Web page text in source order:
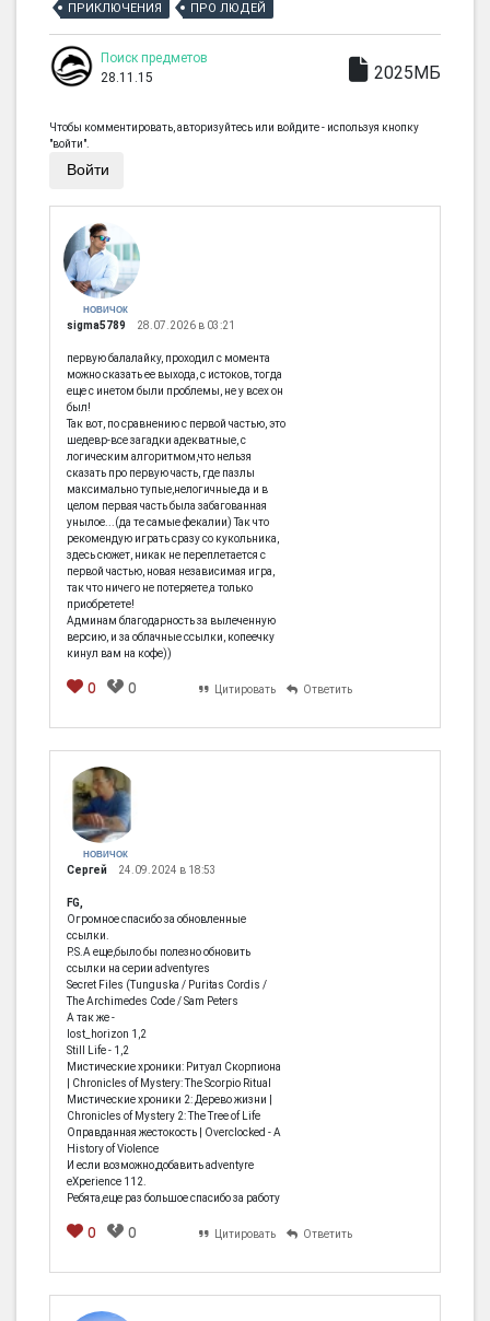
ПРИКЛЮЧЕНИЯ
ПРО ЛЮДЕЙ
Поиск предметов
28.11.15
2025МБ
Чтобы комментировать, авторизуйтесь или войдите - используя кнопку
"войти".
Войти
НОВИЧОК
sigma5789 28.07.2026 в 03:21
первую балалайку, проходил с момента
можно сказать ее выхода, с истоков, тогда
еще с инетом были проблемы, не у всех он
был!
Так вот, по сравнению с первой частью, это
шедевр-все загадки адекватные, с
логическим алгоритмом,что нельзя
сказать про первую часть, где пазлы
максимально тупые,нелогичные,да и в
целом первая часть была забагованная
унылое...(да те самые фекалии) Так что
рекомендую играть сразу со кукольника,
здесь сюжет, никак не переплетается с
первой частью, новая независимая игра,
так что ничего не потеряете,а только
приобретете!
Админам благодарность за вылеченную
версию, и за облачные ссылки, копеечку
кинул вам на кофе))
0 0 Цитировать Ответить
НОВИЧОК
Сергей 24.09.2024 в 18:53
FG,
Огромное спасибо за обновленные
ссылки.
P.S.А еще,было бы полезно обновить
ссылки на серии adventyres
Secret Files (Tunguska / Puritas Cordis /
The Archimedes Code / Sam Peters
А так же -
lost_horizon 1,2
Still Life - 1,2
Мистические хроники: Ритуал Скорпиона
| Chronicles of Mystery: The Scorpio Ritual
Мистические хроники 2: Дерево жизни |
Chronicles of Mystery 2: The Tree of Life
Оправданная жестокость | Overclocked - A
History of Violence
И если возможно,добавить adventyre
eXperience 112.
Ребята,еще раз большое спасибо за работу
0 0 Цитировать Ответить